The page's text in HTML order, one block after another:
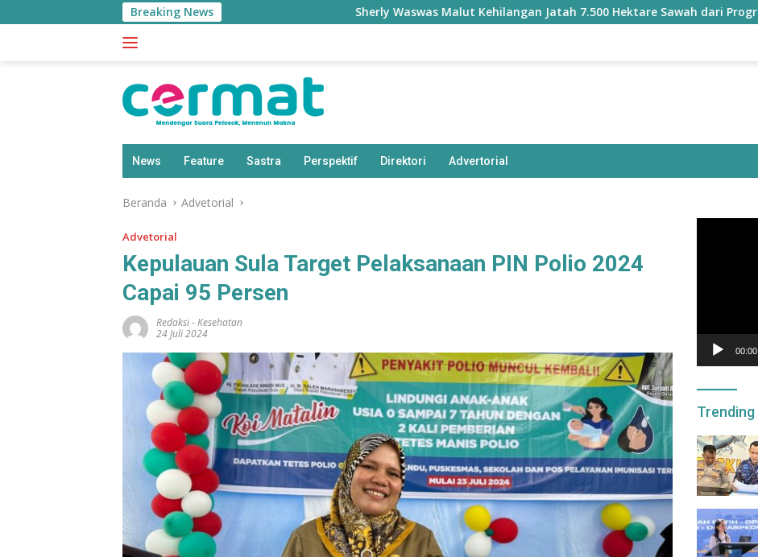
ke
Breaking News Sherly Waswas Malut Kehilangan Jatah 7.500 Hektare Sawah dari Program Pusat
News Feature Sastra Perspektif Direktori Advertorial
Beranda Advetorial
Advetorial
Kepulauan Sula Target Pelaksanaan PIN Polio 2024
Capai 95 Persen
Redaksi-Kesehatan
24 Juli 2024
00:00
Trending